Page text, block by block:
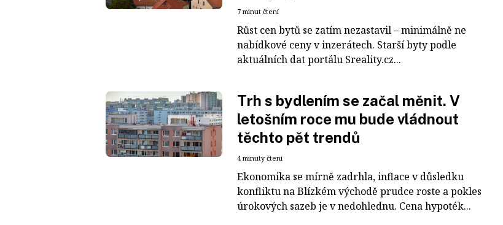
7 minut čtení
Růst cen bytů se zatím nezastavil – minimálně ne
nabídkové ceny v inzerátech. Starší byty podle
aktuálních dat portálu Sreality.cz...
Trh s bydlením se začal měnit. V
letošním roce mu bude vládnout
těchto pět trendů
4 minuty čtení
Ekonomika se mírně zadrhla, inflace v důsledku
konfliktu na Blízkém východě prudce roste a pokles
úrokových sazeb je v nedohlednu. Cena hypoték...